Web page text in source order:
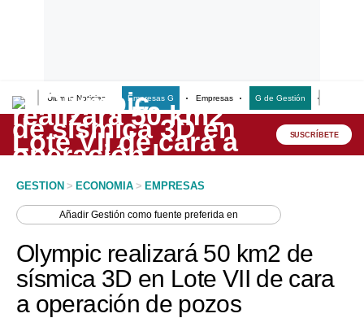
Últimas Noticias Empresas G Empresas G de Gestión
Lo último
Peru Quiosco
Economía
Mercados
SUSCRÍBETE
GESTION > ECONOMIA > EMPRESAS
AñadirGestión como fuente preferida en
Olympic realizará 50 km2 de
sísmica 3D en Lote VII de cara
a operación de pozos